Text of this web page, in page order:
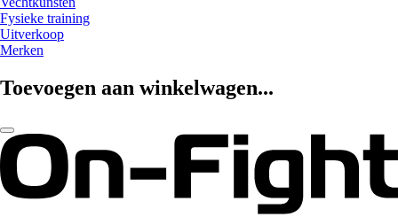
Fysieke training
Uitverkoop
Merken
Toevoegen aan winkelwagen...